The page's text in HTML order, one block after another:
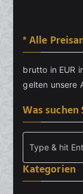
* Alle
brutto in EUR
gelten unsere
Was suchen
Kategorien